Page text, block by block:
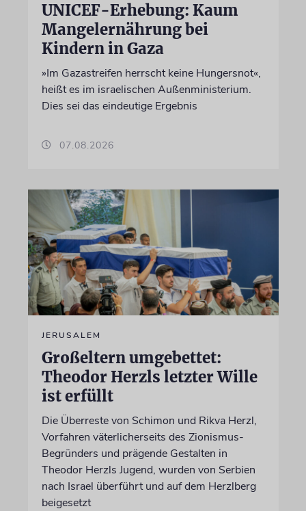
UNICEF-Erhebung: Kaum
Mangelernährung bei
Kindern in Gaza
»Im Gazastreifen herrscht keine Hungersnot«,
heißt es im israelischen Außenministerium.
Dies sei das eindeutige Ergebnis
07.08.2026
JERUSALEM
Großeltern umgebettet:
Theodor Herzls letzter Wille
ist erfüllt
Die Überreste von Schimon und Rikva Herzl,
Vorfahren väterlicherseits des Zionismus-
Begründers und prägende Gestalten in
Theodor Herzls Jugend, wurden von Serbien
nach Israel überführt und auf dem Herzlberg
beigesetzt